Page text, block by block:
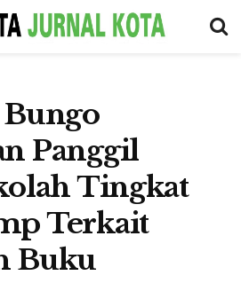
Bungo
Panggil
Tingkat
Terkait
Buku